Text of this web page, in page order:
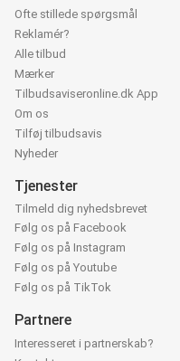
Ofte stillede spørgsmål
Reklamér?
Alle tilbud
Mærker
Tilbudsaviseronline.dk App
Om os
Tilføj tilbudsavis
Nyheder
Tjenester
Tilmeld dig nyhedsbrevet
Følg os på Facebook
Følg os på Instagram
Følg os på Youtube
Følg os på TikTok
Partnere
Interesseret i partnerskab?